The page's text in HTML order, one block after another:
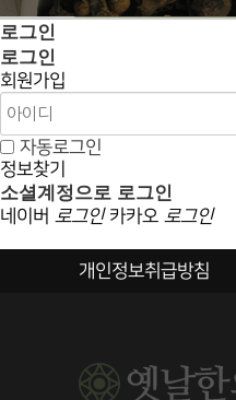
로그인
로그인
회원가입
자동로그인
정보찾기
소셜계정으로 로그인
네이버 로그인 카카오 로그인
개인정보취급방침